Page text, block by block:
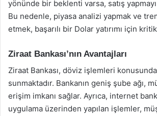
yönünde bir beklenti varsa, satış
Bu nedenle, piyasa analizi yapmak ve
etmek, başarılı bir Dolar yatırımı için
Ziraat Bankası’nın Avantajları
Ziraat Bankası, döviz işlemleri
sunmaktadır. Bankanın geniş şube ağı,
erişim imkanı sağlar. Ayrıca, internet
uygulama üzerinden yapılan işlemler,